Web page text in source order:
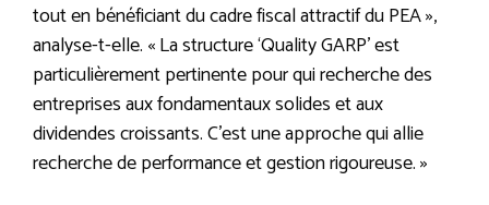
tout en bénéficiant du cadre fiscal attractif du PEA »,
analyse-t-elle. « La structure ‘Quality GARP’ est
particulièrement pertinente pour qui recherche des
entreprises aux fondamentaux solides et aux
dividendes croissants. C’est une approche qui allie
recherche de performance et gestion rigoureuse. »